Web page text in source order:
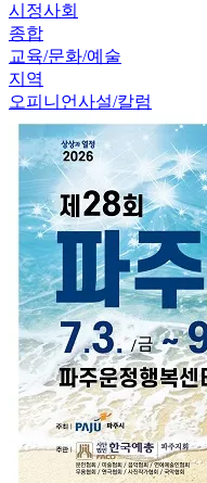
시정사회
종합
교육/문화/예술
지역
오피니언사설/칼럼